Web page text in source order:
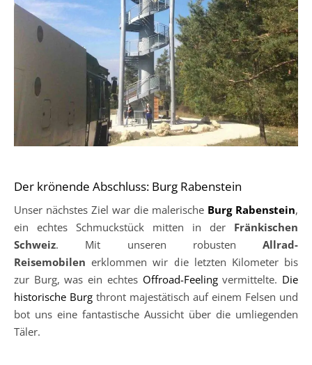
Der krönende Abschluss: Burg Rabenstein
Unser nächstes Ziel war die malerische Burg Rabenstein,
ein echtes Schmuckstück mitten in der Fränkischen
Schweiz. Mit unseren robusten Allrad-
Reisemobilen erklommen wir die letzten Kilometer bis
zur Burg, was ein echtes Offroad-Feelingvermittelte. Die
historische Burg thront majestätisch auf einem Felsen und
bot uns eine fantastische Aussicht über die umliegenden
Täler.